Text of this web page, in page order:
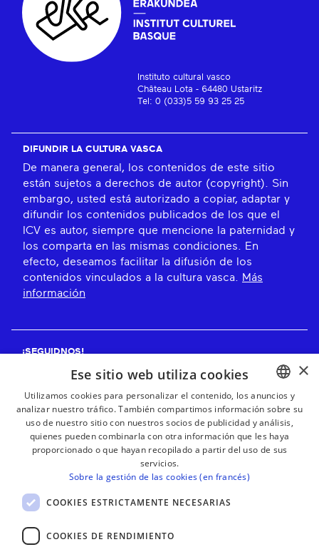
Instituto cultural vasco
Château Lota - 64480 Ustaritz
Tel: 0 (033)5 59 93 25 25
DIFUNDIR LA CULTURA VASCA
De manera general, los contenidos de este sitio
están sujetos a derechos de autor (copyright). Sin
embargo, usted está autorizado a copiar, adaptar y
difundir los contenidos publicados de los que el
ICV es autor, siempre que mencione la paternidad y
los comparta en las mismas condiciones. En
efecto, deseamos facilitar la difusión de los
contenidos vinculados a la cultura vasca.
Más
información
¡SEGUIDNOS!
¡RECIBE NUESTROS BOLETINES!
Suscribirse
BASQUE
FRENCH
×
Ese sitio web utiliza cookies
Utilizamos cookies para personalizar el contenido, los anuncios y
analizar nuestro tráfico. También compartimos información sobre su
uso de nuestro sitio con nuestros socios de publicidad y análisis,
quienes pueden combinarla con otra información que les haya
proporcionado o que hayan recopilado a partir del uso de sus
servicios.
Sobre la gestión de las cookies (en francés)
COOKIES ESTRICTAMENTE NECESARIAS
COOKIES DE RENDIMIENTO